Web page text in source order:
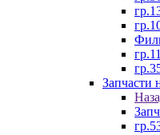
Запчасти